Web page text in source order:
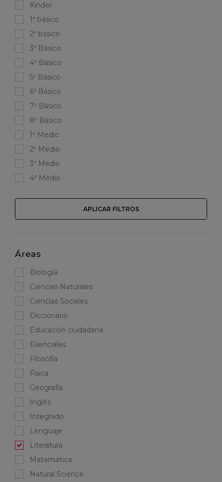
Kinder
1º básico
2º básico
3º Básico
4º Básico
5º Básico
6º Básico
7º Básico
8º Básico
1º Medio
2º Medio
3º Medio
4º Medio
APLICAR FILTROS
Áreas
Biología
Ciencias Naturales
Ciencias Sociales
Diccionario
Educación ciudadana
Esenciales
Filosofía
Física
Geografía
Inglés
Integrado
Lenguaje
Literatura
Matemática
Natural Science